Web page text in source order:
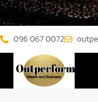
096 067 0072